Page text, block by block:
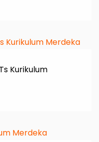
Kurikulum